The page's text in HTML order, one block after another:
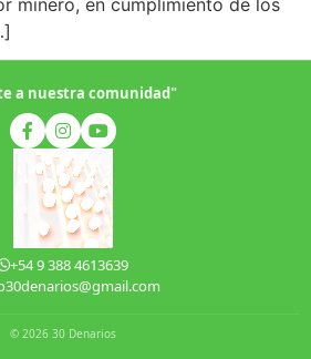
minero, en cumplimiento de los
a nuestra comunidad"
+54 9 388 4613639
© 2026 30 Denarios